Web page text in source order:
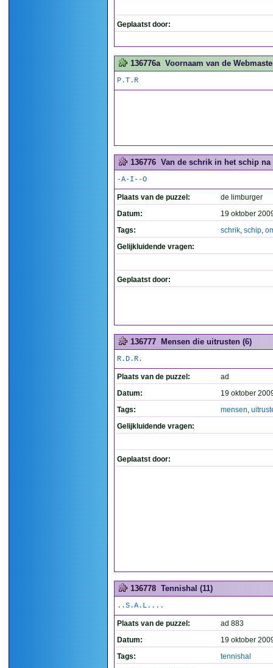
Geplaatst door:
136776a Voornaam van de
P.T.R
136776 Van de schrik in het schip na
-A-I--O
Plaats van de puzzel:
de limburger
Datum:
19 oktober
Tags:
schrik, schip,
Gelijkluidende vragen:
Geplaatst door:
136777 Mensen die uitrusten (6)
R.D.R.
Plaats van de puzzel:
ad
Datum:
19 oktober
Tags:
mensen,
Gelijkluidende vragen:
Geplaatst door:
136778 Tennishal (11)
..S.A.L....
Plaats van de puzzel:
ad 883
Datum:
19 oktober
Tags:
tennishal